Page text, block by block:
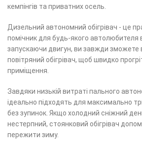
кемпінгів та приватних осель.
Дизельний автономний обігрівач - це
помічник для будь-якого автолюбителя
запускаючи двигун, ви завжди зможете
повітряний обігрівач, щоб швидко
приміщення.
Завдяки низькій витраті пального
ідеально підходять для максимально
без зупинок. Якщо холодний сніжний
нестерпний, стоянковий обігрівач
пережити зиму.